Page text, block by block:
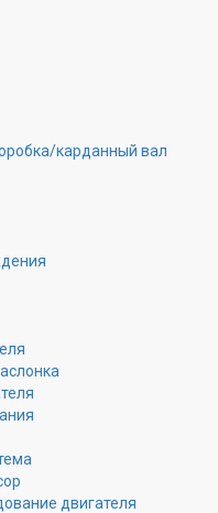
карданный вал
двигателя